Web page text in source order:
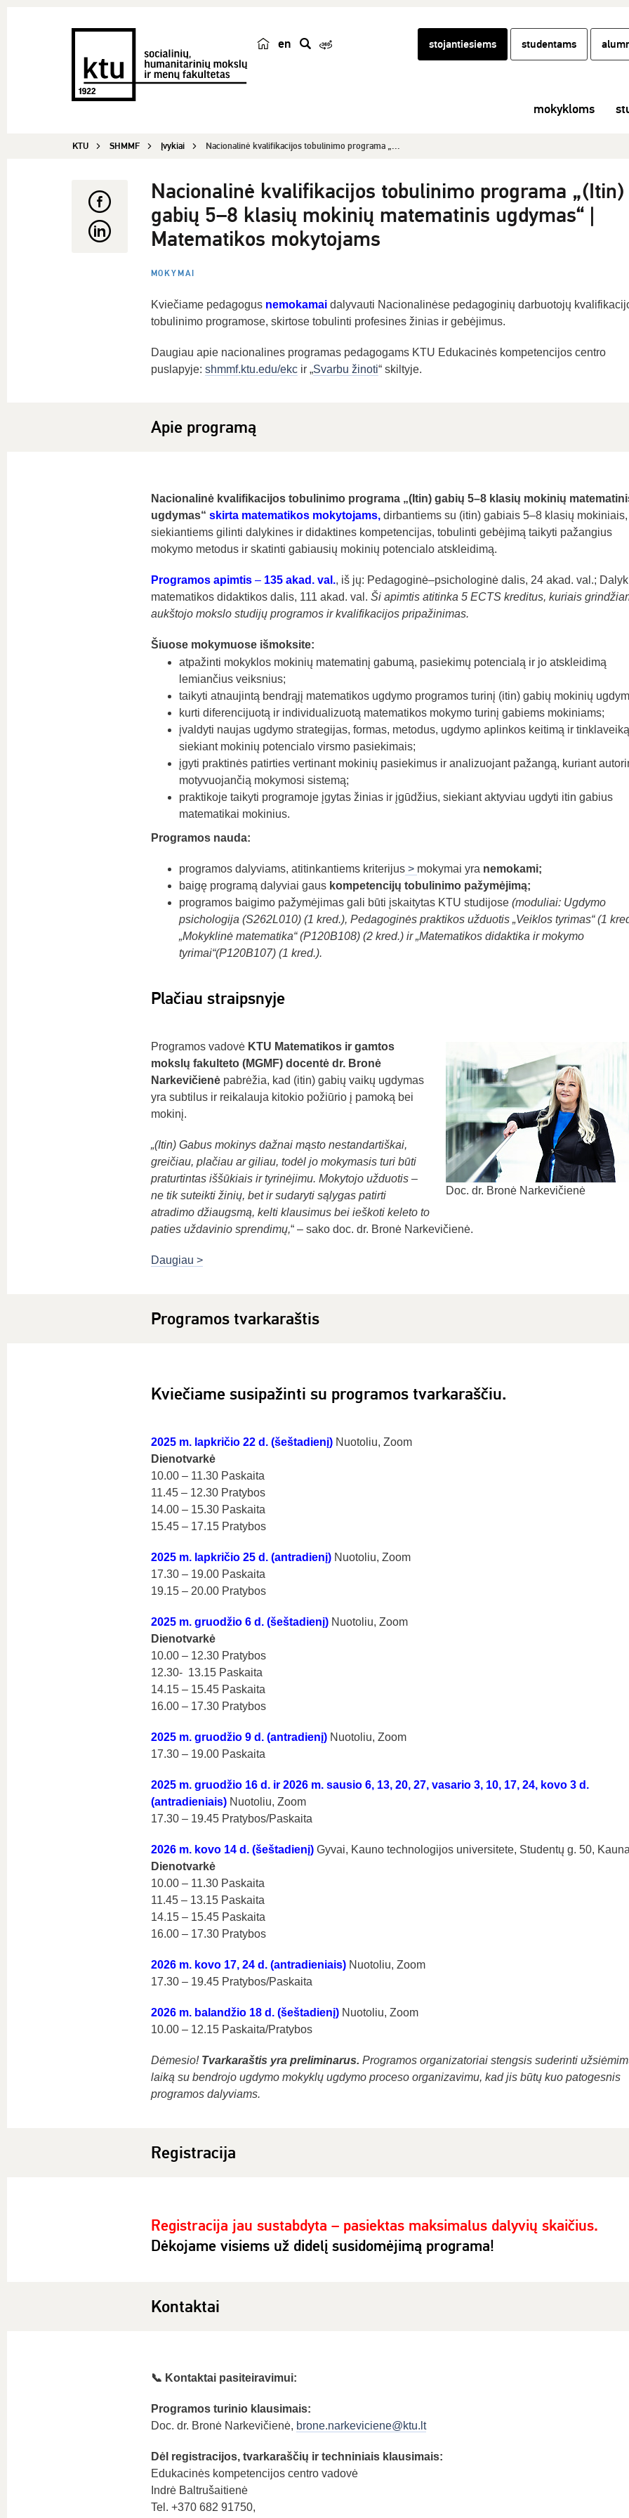
en
k
stojantiesiems studentams
mokykloms
KTU SHMMF Įvykiai Nacionalinė kvalifikacijos tobulinimo programa „...
Nacionalinė kvalifikacijos tobulinimo programa „(Itin)
gabių 5–8 klasių mokinių matematinis ugdymas“ |
Matematikos mokytojams
MOKYMAI
Kviečiame pedagogus nemokamai dalyvauti Nacionalinėse pedagoginių darbuotojų
tobulinimo programose, skirtose tobulinti profesines žinias ir gebėjimus.
Daugiau apie nacionalines programas pedagogams KTU Edukacinės kompetencijos centro
puslapyje: shmmf.ktu.edu/ekcir „Svarbu žinoti“ skiltyje.
Apie programą
Nacionalinė kvalifikacijos tobulinimo programa „(Itin) gabių 5–8 klasių mokinių
ugdymas“ skirta matematikos mokytojams, dirbantiems su (itin) gabiais 5–8 klasių mokiniais,
siekiantiems gilinti dalykines ir didaktines kompetencijas, tobulinti gebėjimą taikyti pažangius
mokymo metodus ir skatinti gabiausių mokinių potencialo atskleidimą.
Programos apimtis– 135 akad. val., iš jų: Pedagoginė–psichologinė dalis, 24 akad. val.;
matematikos didaktikos dalis, 111 akad. val. Ši apimtis atitinka 5 ECTS kreditus, kuriais
aukštojo mokslo studijų programos ir kvalifikacijos pripažinimas.
Šiuose mokymuose išmoksite:
atpažinti mokyklos mokinių matematinį gabumą, pasiekimų potencialą ir jo atskleidimą
lemiančius veiksnius;
taikyti atnaujintą bendrąjį matematikos ugdymo programos turinį (itin) gabių mokinių
kurti diferencijuotą ir individualizuotą matematikos mokymo turinį gabiems mokiniams;
įvaldyti naujas ugdymo strategijas, formas, metodus, ugdymo aplinkos keitimą ir
siekiant mokinių potencialo virsmo pasiekimais;
įgyti praktinės patirties vertinant mokinių pasiekimus ir analizuojant pažangą, kuriant
motyvuojančią mokymosi sistemą;
praktikoje taikyti programoje įgytas žinias ir įgūdžius, siekiant aktyviau ugdyti itin gabius
matematikai mokinius.
Programos nauda:
programos dalyviams, atitinkantiems kriterijus> mokymai yra nemokami;
baigę programą dalyviai gaus kompetencijų tobulinimo pažymėjimą;
programos baigimo pažymėjimas gali būti įskaitytas KTU studijose(moduliai: Ugdymo
psichologija (S262L010) (1 kred.), Pedagoginės praktikos užduotis „Veiklos tyrimas“ (1
„Mokyklinė matematika“ (P120B108) (2 kred.) ir „Matematikos didaktika ir mokymo
tyrimai“(P120B107) (1 kred.).
Plačiau straipsnyje
Doc. dr. Bronė Narkevičienė
Programos vadovė KTU Matematikos ir gamtos
mokslų fakulteto (MGMF) docentė dr. Bronė
Narkevičienėpabrėžia, kad (itin) gabių vaikų ugdymas
yra subtilus ir reikalauja kitokio požiūrio į pamoką bei
mokinį.
„(Itin) Gabus mokinys dažnai mąsto nestandartiškai,
greičiau, plačiau ar giliau, todėl jo mokymasis turi būti
praturtintas iššūkiais ir tyrinėjimu. Mokytojo užduotis –
ne tik suteikti žinių, bet ir sudaryti sąlygas patirti
atradimo džiaugsmą, kelti klausimus bei ieškoti keleto to
paties uždavinio sprendimų,“ – sako doc. dr. Bronė Narkevičienė.
Daugiau >
Programos tvarkaraštis
Kviečiame susipažinti su programos tvarkaraščiu.
2025 m. lapkričio 22 d. (šeštadienį) Nuotoliu, Zoom
Dienotvarkė
10.00 – 11.30 Paskaita
11.45 – 12.30 Pratybos
14.00 – 15.30 Paskaita
15.45 – 17.15 Pratybos
2025 m. lapkričio 25 d. (antradienį) Nuotoliu, Zoom
17.30 – 19.00 Paskaita
19.15 – 20.00 Pratybos
2025 m. gruodžio 6d. (šeštadienį) Nuotoliu, Zoom
Dienotvarkė
10.00 – 12.30 Pratybos
12.30- 13.15 Paskaita
14.15 – 15.45 Paskaita
16.00 – 17.30 Pratybos
2025 m. gruodžio 9 d. (antradienį) Nuotoliu, Zoom
17.30 – 19.00 Paskaita
2025 m. gruodžio 16 d. ir 2026 m. sausio 6, 13, 20, 27, vasario 3, 10, 17, 24, kovo 3 d.
(antradieniais) Nuotoliu, Zoom
17.30 – 19.45 Pratybos/Paskaita
2026 m. kovo 14 d. (šeštadienį) Gyvai, Kauno technologijos universitete, Studentų g. 50,
Dienotvarkė
10.00 – 11.30 Paskaita
11.45 – 13.15 Paskaita
14.15 – 15.45 Paskaita
16.00 – 17.30 Pratybos
2026 m. kovo 17, 24 d. (antradieniais) Nuotoliu, Zoom
17.30 – 19.45 Pratybos/Paskaita
2026 m. balandžio18 d. (šeštadienį) Nuotoliu, Zoom
10.00 – 12.15 Paskaita/Pratybos
Dėmesio! Tvarkaraštis yra preliminarus. Programos organizatoriai stengsis suderinti
laiką su bendrojo ugdymo mokyklų ugdymo proceso organizavimu, kad jis būtų kuo patogesnis
programos dalyviams.
Registracija
Registracija jau sustabdyta – pasiektas maksimalus dalyvių skaičius.
Dėkojame visiems už didelį susidomėjimą programa!
Kontaktai
📞 Kontaktai pasiteiravimui:
Programos turinio klausimais:
Doc. dr. Bronė Narkevičienė, brone.narkeviciene@ktu.lt
Dėl registracijos, tvarkaraščių ir techniniais klausimais:
Edukacinės kompetencijos centro vadovė
Indrė Baltrušaitienė
Tel. +370 682 91750,